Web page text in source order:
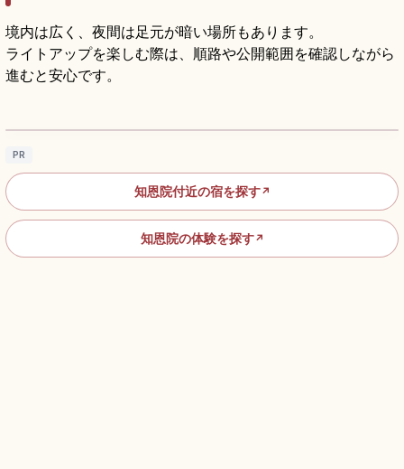
境内は広く、夜間は足元が暗い場所もあります。
ライトアップを楽しむ際は、順路や公開範囲を確認しながら
進むと安心です。
知恩院を訪れる前に知りたい参拝方法と見ど
PR
知恩院付近の宿を探す↗
知恩院の体験を探す↗